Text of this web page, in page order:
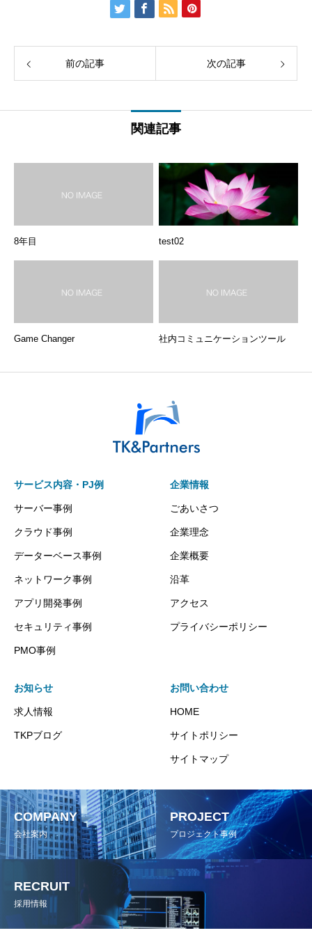
前の記事 次の記事
関連記事
8年目 test02
Game Changer 社内コミュニケーションツール
サービス内容・PJ例
サーバー事例
クラウド事例
データーベース事例
ネットワーク事例
アプリ開発事例
セキュリティ事例
PMO事例
企業情報
ごあいさつ
企業理念
企業概要
沿革
アクセス
プライバシーポリシー
お知らせ
求人情報
TKPブログ
お問い合わせ
HOME
サイトポリシー
サイトマップ
COMPANY
会社案内
PROJECT
プロジェクト事例
RECRUIT
採用情報